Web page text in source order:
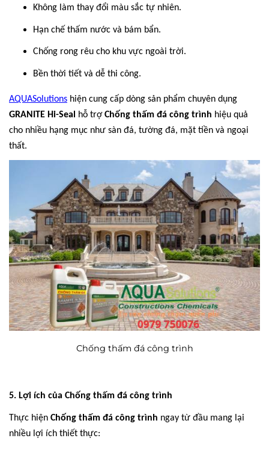
Không làm thay đổi màu sắc tự nhiên.
Hạn chế thấm nước và bám bẩn.
Chống rong rêu cho khu vực ngoài trời.
Bền thời tiết và dễ thi công.
AQUASolutions hiện cung cấp dòng sản phẩm chuyên dụng
GRANITE Hi-Seal
hỗ trợChống thấm đá công trình hiệu quả
cho nhiều hạng mục như sàn đá, tường đá, mặt tiền và ngoại
thất.
Chống thấm đá công trình
5. Lợi ích của Chống thấm đá công trình
Thực hiện Chống thấm đá công trình ngay từ đầu mang lại
nhiều lợi ích thiết thực: